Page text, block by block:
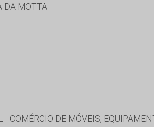
DA MOTTA
COMÉRCIO DE MÓVEIS,